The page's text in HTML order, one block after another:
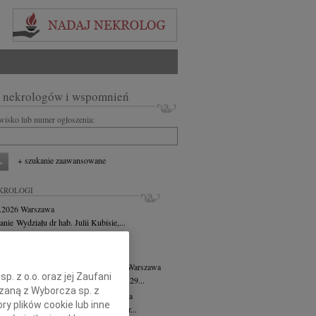
nekrologów i wspomnień
lub numer ogłoszenia:
+ szukanie zaawansowane
Warszawa
Wydziału dr hab. Julii Kubisie,...
Warszawa
żalem przyjęliśmy wiadomość, że 29...
Kościelska 07.08.2026 Warszawa
3 sierpnia 2026 roku zmarła Profesor...
z o.o. oraz jej Zaufani
z Wyborcza sp. z
plików cookie lub inne